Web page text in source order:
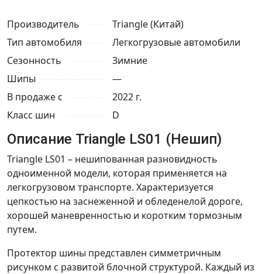
Производитель
Triangle (Китай)
Тип автомобиля
Легкогрузовые автомобили
Сезонность
Зимние
Шипы
—
В продаже с
2022 г.
Класс шин
D
Описание Triangle LS01 (Нешип)
Triangle LS01 – нешипованная разновидность
одноименной модели, которая применяется на
легкогрузовом транспорте. Характеризуется
цепкостью на заснеженной и обледенелой дороге,
хорошей маневренностью и коротким тормозным
путем.
Протектор шины представлен симметричным
рисунком с развитой блочной структурой. Каждый из